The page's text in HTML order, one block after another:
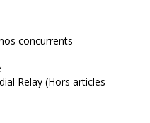
concurrents
Relay (Hors articles